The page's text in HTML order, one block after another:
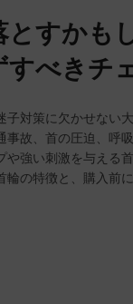
とすかも
すべきチ
子対策に欠かせない
事故、首の圧迫、呼
や強い刺激を与える
輪の特徴と、購入前